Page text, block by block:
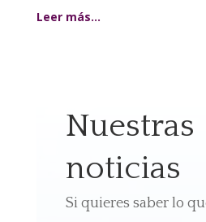
Leer más…
Nuestras
noticias
Si quieres saber lo